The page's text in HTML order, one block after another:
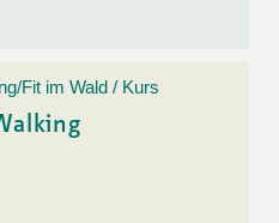
Fit im Wald / Kurs